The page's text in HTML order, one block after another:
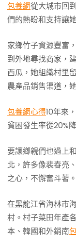
包養網從大城市回
們的熱盼和支持讓
家鄉竹子資源豐富
到外地尋找商家，
西瓜，她組織村里
農產品銷售渠道，
包養網心得10年來
貧困發生率從20%
要讓鄉親們也過上
北，許多像裴春亮
之心，不懈奮斗著。
在黑龍江省海林市
村。村子菜田年產
本、韓國和外銷南